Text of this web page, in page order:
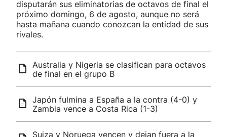
disputarán sus eliminatorias de octavos de final el
próximo domingo, 6 de agosto, aunque no será
hasta mañana cuando conozcan la entidad de sus
rivales.
Australia y Nigeria se clasifican para octavos
de final en el grupo B
Japón fulmina a España a la contra (4-0) y
Zambia vence a Costa Rica (1-3)
Suiza y Noruega vencen y dejan fuera a la